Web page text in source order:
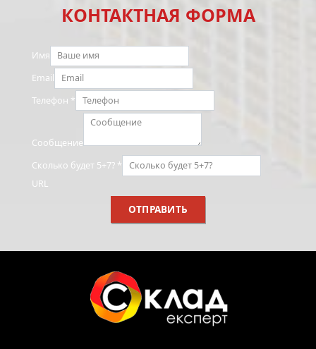
КОНТАКТНАЯ ФОРМА
Имя
Email
Телефон *
Сообщение
Сколько будет 5+7? *
URL
ОТПРАВИТЬ